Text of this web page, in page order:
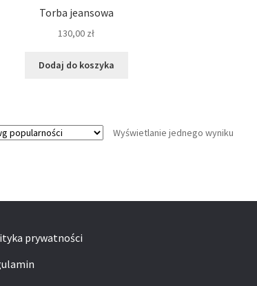
Torba jeansowa
130,00 zł
Dodaj do koszyka
Wyświetlanie jednego wyniku
prywatności